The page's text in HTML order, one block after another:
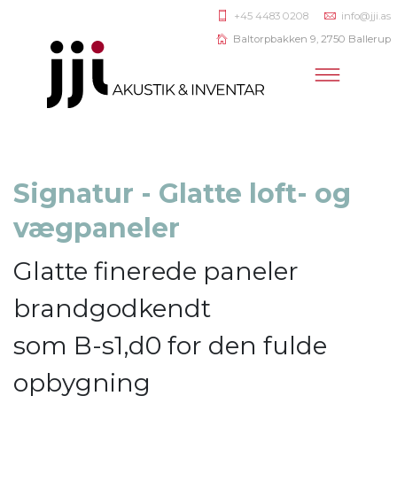
+45 4483 0208
info@jji.as
Baltorpbakken 9, 2750 Ballerup
Signatur - Glatte loft- og
vægpaneler
Glatte finerede paneler
brandgodkendt
som B-s1,d0 for den fulde
opbygning